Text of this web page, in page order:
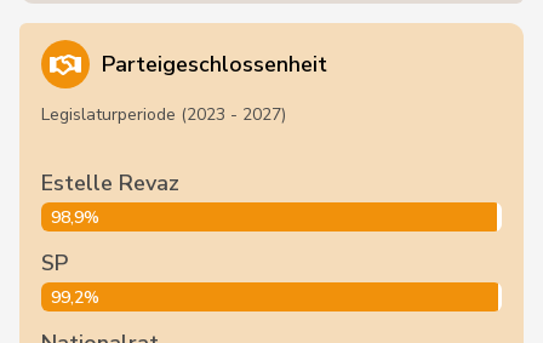
Parteigeschlossenheit
Legislaturperiode (2023 - 2027)
Estelle Revaz
98,9%
SP
99,2%